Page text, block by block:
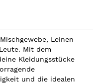
Leinen
Mit dem
Kleidungsstücke
und die idealen